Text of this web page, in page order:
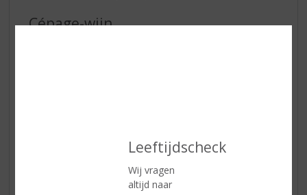
Leeftijdscheck
Wij vragen
altijd naar
Cépage-wijn
Ventisquero